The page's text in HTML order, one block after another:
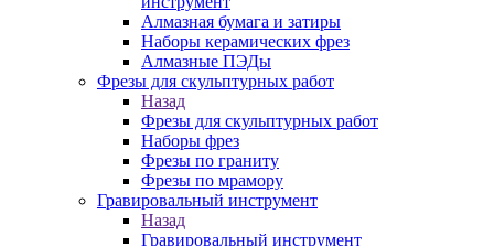
Алмазная бумага и затиры
Наборы керамических фрез
Алмазные ПЭДы
Фрезы для скульптурных работ
Назад
Фрезы для скульптурных работ
Наборы фрез
Фрезы по граниту
Фрезы по мрамору
Гравировальный инструмент
Назад
Гравировальный инструмент